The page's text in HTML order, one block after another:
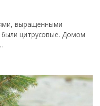
выращенными
цитрусовые. Домом